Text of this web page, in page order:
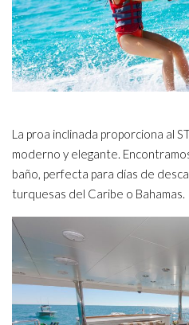
La proa inclinada proporciona al
moderno y elegante.
baño, perfecta para días de
turquesas del Caribe o Bahamas.